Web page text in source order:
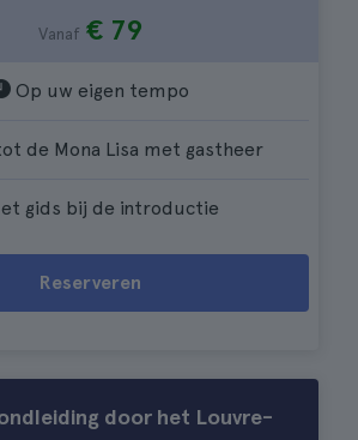
Vanaf € 79
Op uw eigen tempo
de Mona Lisa met gastheer
gids bij de introductie
Reserveren
door het Louvre-